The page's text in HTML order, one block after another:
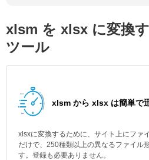
xlsm を xlsx に変換
ツール
xlsm から xlsx は簡単で
xlsxに変換するために、サイト上にファ
だけで、250種類以上の異なるファイル
す。登録も必要ありません。